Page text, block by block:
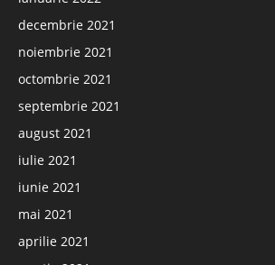
decembrie 2021
noiembrie 2021
octombrie 2021
septembrie 2021
august 2021
iulie 2021
iunie 2021
mai 2021
aprilie 2021